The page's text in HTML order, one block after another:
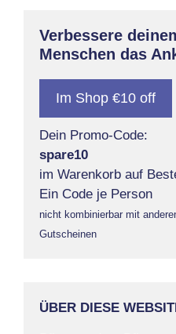
Verbessere
Menschen das
Im Shop €10 off
Dein Promo-Code:
spare10
im Warenkorb auf
Ein Code je Person
nicht kombinierbar mit
Gutscheinen
ÜBER DIESE